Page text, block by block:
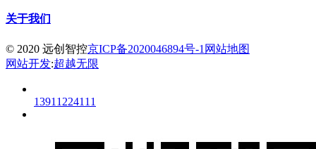
关于我们
© 2020 远创智控京ICP备2020046894号-1 网站地图
网站开发:超越无限
13911224111